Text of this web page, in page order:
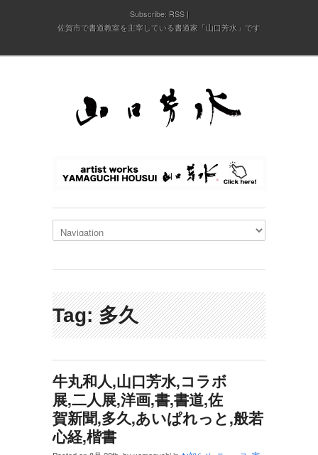
Subscribe: RSS
佐賀市で書道教室を主宰している書道家「山口芳水」です
Tag: 多久
牛丸和人,山口芳水,コラボ
展,二人展,洋画,書,書道,佐
賀新聞,多久,あいぱれっと,般若
心経,楷書